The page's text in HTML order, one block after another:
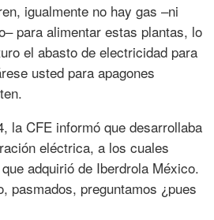
igualmente no hay gas –ni
para alimentar estas plantas, lo
el abasto de electricidad para
usted para apagones
la CFE informó que desarrollaba
eléctrica, a los cuales
adquirió de Iberdrola México.
pasmados, preguntamos ¿pues